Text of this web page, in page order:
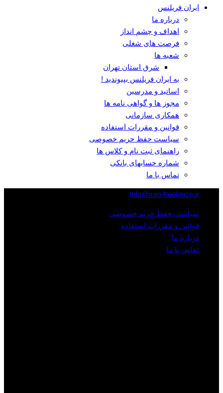
ایران فریلنس
درباره ما
اهداف و چشم انداز
فرصت های شغلی
شعبه ها
شرق استان تهران
به ایران فریلنس بپیوندید !
اساتید و مدرسین
مجوز ها و گواهی نامه ها
همکاری سازمانی
قوانین و مقررات استفاده
سیاست حفظ حریم خصوصی
راهنمای ثبت نام و کلاس ها
شماره حسابهای بانکی
تماس با ما
Info@iran-freelance.ir
سیاست حفظ حریم خصوصی
قوانین و مقررات استفاده
درباره ما
تماس با ما